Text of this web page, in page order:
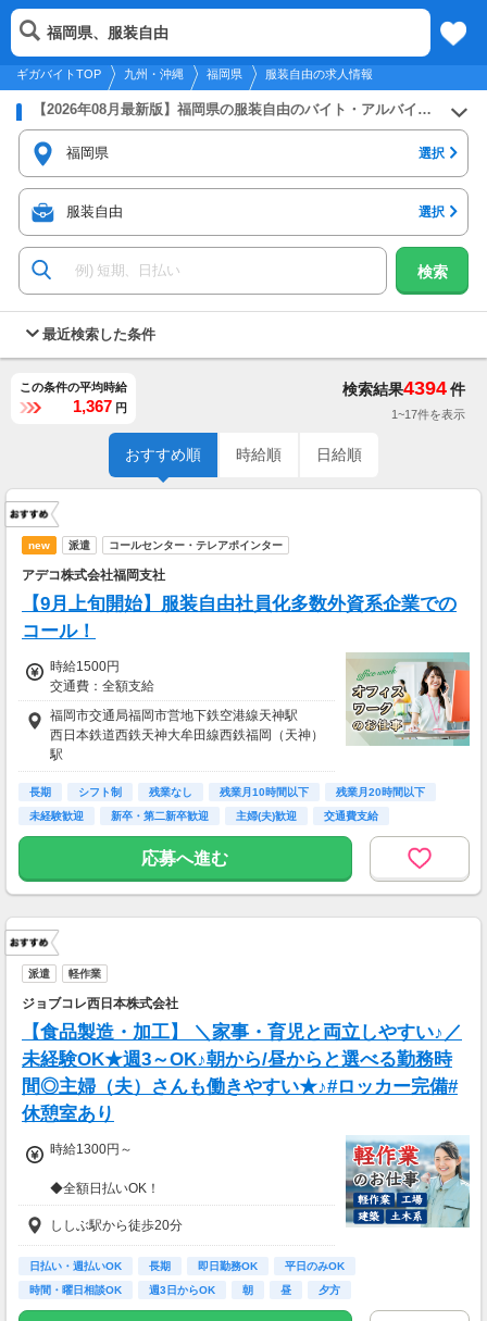
2026年8月9日更新
九州・沖縄
メニュー
ギガバイトTOP 九州・沖縄 福岡県 服装自由の求人情報
福岡県、服装自由
【2026年08月最新版】福岡県の服装自由のバイト・アルバイト・パートの求人募集情報
福岡県 選択
服装自由 選択
検索
最近検索した条件
この条件の平均時給
1,367 円
検索結果4394件
1~17件を表示
おすすめ順 時給順 日給順
new 派遣 コールセンター・テレアポインター
アデコ株式会社福岡支社
【9月上旬開始】服装自由社員化多数外資系企業での
コール！
時給1500円
交通費：全額支給
福岡市交通局福岡市営地下鉄空港線天神駅
西日本鉄道西鉄天神大牟田線西鉄福岡（天神）
駅
福岡市交通局福岡市営地下鉄七隈線天神南駅
長期 シフト制 残業なし 残業月10時間以下
残業月20時間以下
未経験歓迎
新卒・第二新卒歓迎 主婦(夫)歓迎 交通費支給
応募へ進む
派遣 軽作業
ジョブコレ西日本株式会社
【食品製造・加工】 ＼家事・育児と両立しやすい♪／
未経験OK★週3～OK♪朝から/昼からと選べる勤務時
間◎主婦（夫）さんも働きやすい★♪#ロッカー完備#
休憩室あり
時給1300円～
◆全額日払いOK！
◆交通費支給※規定アリ
ししぶ駅から徒歩20分
日払い・週払いOK 長期 即日勤務OK
平日のみOK
時間・曜日相談OK
週3日からOK 朝 昼 夕方